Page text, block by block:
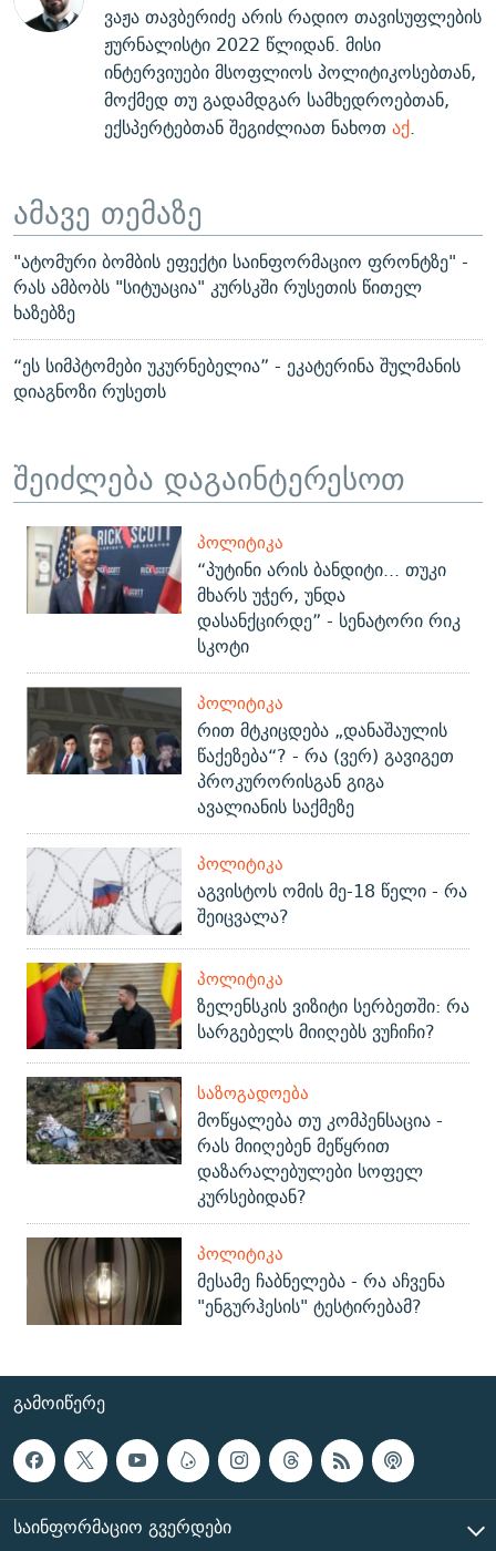
ვაჟა თავბერიძე არის რადიო თავისუფლების
ჟურნალისტი 2022 წლიდან. მისი
ინტერვიუები მსოფლიოს პოლიტიკოსებთან,
მოქმედ თუ გადამდგარ სამხედროებთან,
ექსპერტებთან შეგიძლიათ ნახოთ აქ.
ამავე თემაზე
"ატომური ბომბის ეფექტი საინფორმაციო ფრონტზე" -
რას ამბობს "სიტუაცია" კურსკში რუსეთის წითელ
ხაზებზე
“ეს სიმპტომები უკურნებელია” - ეკატერინა შულმანის
დიაგნოზი რუსეთს
შეიძლება დაგაინტერესოთ
ᲞᲝᲚᲘᲢᲘᲙᲐ
“პუტინი არის ბანდიტი... თუკი
მხარს უჭერ, უნდა
დასანქცირდე” - სენატორი რიკ
სკოტი
ᲞᲝᲚᲘᲢᲘᲙᲐ
რით მტკიცდება „დანაშაულის
წაქეზება“? - რა (ვერ) გავიგეთ
პროკურორისგან გიგა
ავალიანის საქმეზე
ᲞᲝᲚᲘᲢᲘᲙᲐ
აგვისტოს ომის მე-18 წელი - რა
შეიცვალა?
ᲞᲝᲚᲘᲢᲘᲙᲐ
ზელენსკის ვიზიტი სერბეთში: რა
სარგებელს მიიღებს ვუჩიჩი?
ᲡᲐᲖᲝᲒᲐᲓᲝᲔᲑᲐ
მოწყალება თუ კომპენსაცია -
რას მიიღებენ მეწყრით
დაზარალებულები სოფელ
კურსებიდან?
ᲞᲝᲚᲘᲢᲘᲙᲐ
მესამე ჩაბნელება - რა აჩვენა
"ენგურჰესის" ტესტირებამ?
ᲒᲐᲛᲝᲘᲬᲔᲠᲔ
ᲡᲐᲘᲜᲤᲝᲠᲛᲐᲪᲘᲝ ᲒᲕᲔᲠᲓᲔᲑᲘ